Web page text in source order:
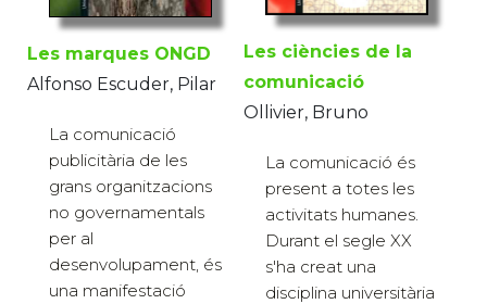
Les marques ONGD
Alfonso Escuder, Pilar
La comunicació
publicitària de les
grans organitzacions
no governamentals
per al
desenvolupament, és
una manifestació
Les ciències de la
comunicació
Ollivier, Bruno
La comunicació és
present a totes les
activitats humanes.
Durant el segle XX
s'ha creat una
disciplina universitària